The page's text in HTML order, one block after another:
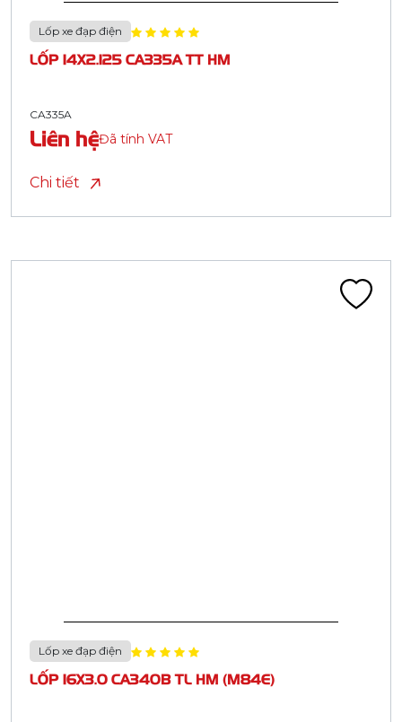
Lốp xe đạp điện
LỐP 14X2.125 CA335A TT HM
CA335A
Liên hệĐã tính VAT
Chi tiết
Lốp xe đạp điện
LỐP 16X3.0 CA340B TL HM (M84E)